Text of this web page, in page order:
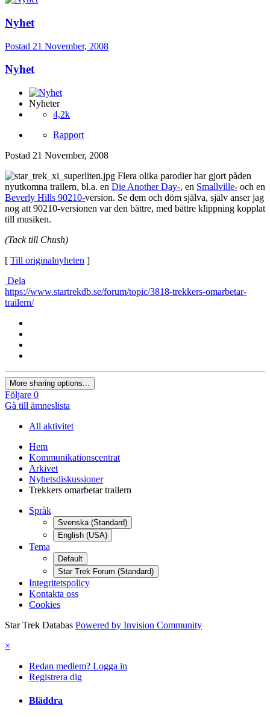
Nyhet
Postad 21 November, 2008
Nyhet
Nyheter
4,2k
Rapport
Postad 21 November, 2008
Flera olika parodier har gjort påden
nyutkomna trailern, bl.a. en Die Another Day-, en Smallville- och en
Beverly Hills 90210-version. Se dem och döm själva, själv anser jag
nog att 90210-versionen var den bättre, med bättre klippning kopplat
till musiken.
(Tack till Chush)
[ Till originalnyheten ]
Dela
https://www.startrekdb.se/forum/topic/3818-trekkers-omarbetar-
trailern/
More sharing options...
Följare 0
Gå till ämneslista
All aktivitet
Hem
Kommunikationscentrat
Arkivet
Nyhetsdiskussioner
Trekkers omarbetar trailern
Språk
Svenska (Standard)
English (USA)
Tema
Default
Star Trek Forum (Standard)
Integritetspolicy
Kontakta oss
Cookies
Star Trek Databas Powered by Invision Community
×
Redan medlem? Logga in
Registrera dig
Bläddra